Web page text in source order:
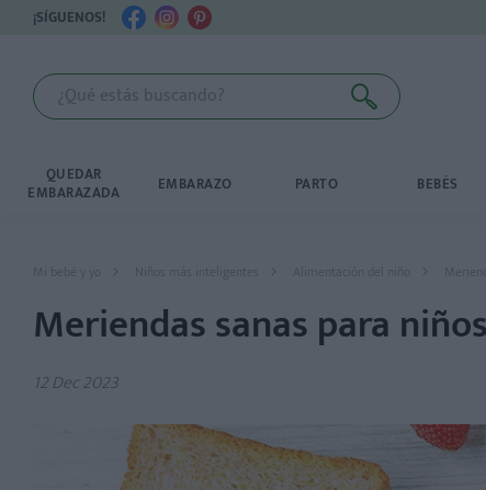
¡SÍGUENOS!
QUEDAR
EMBARAZADA EMBARAZO PARTO BEBÉS
Mi bebé y yo Niños más inteligentes Alimentación del niño
Meriendas sanas para
12 Dec 2023